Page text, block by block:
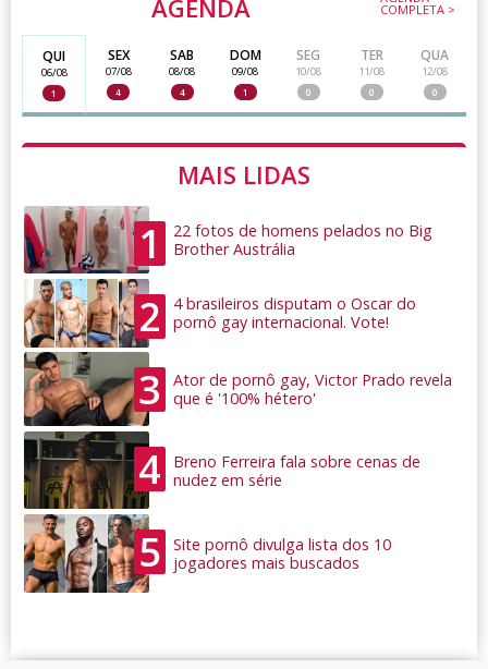
AGENDA COMPLETA >
QUI
06/08
1
SEX
07/08
4
SAB
08/08
4
DOM
09/08
1
SEG
10/08
0
TER
11/08
0
QUA
12/08
0
MAIS LIDAS
1
22 fotos de homens pelados no Big
Brother Austrália
2
4 brasileiros disputam o Oscar do
pornô gay internacional. Vote!
3
Ator de pornô gay, Victor Prado revela
que é '100% hétero'
4
Breno Ferreira fala sobre cenas de
nudez em série
5
Site pornô divulga lista dos 10
jogadores mais buscados